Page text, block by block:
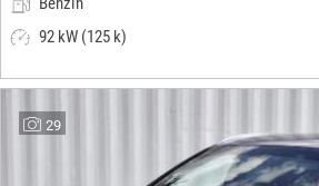
92 kW (125 k)
29